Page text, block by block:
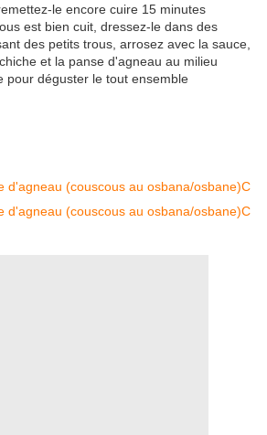
le encore cuire 15 minutes
est bien cuit, dressez-le dans des
des petits trous, arrosez avec la sauce,
et la panse d'agneau au milieu
pour déguster le tout ensemble